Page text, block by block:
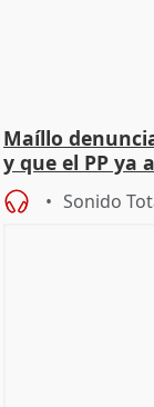
Maíllo
y que el PP ya
Sonido